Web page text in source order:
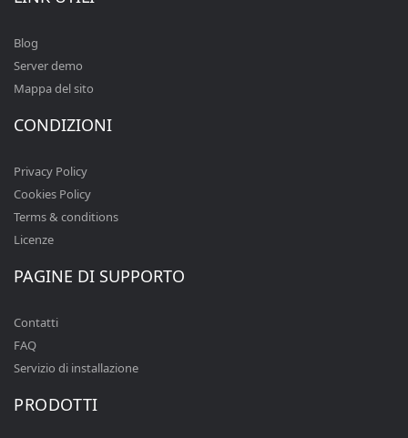
Blog
Server demo
Mappa del sito
CONDIZIONI
Privacy Policy
Cookies Policy
Terms & conditions
Licenze
PAGINE DI SUPPORTO
Contatti
FAQ
Servizio di installazione
PRODOTTI